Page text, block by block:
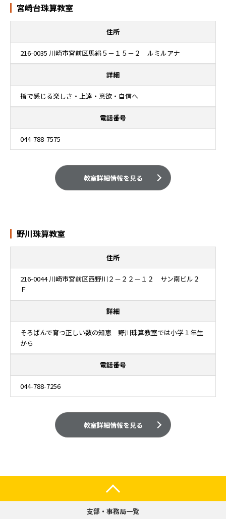
宮崎台珠算教室
住所
216-0035 川崎市宮前区馬絹５－１５－２ ルミルアナ
詳細
指で感じる楽しさ・上達・意欲・自信へ
電話番号
044-788-7575
教室詳細情報を見る
野川珠算教室
住所
216-0044 川崎市宮前区西野川２－２２－１２ サン南ビル２
Ｆ
詳細
そろばんで育つ正しい数の知恵 野川珠算教室では小学１年生
から
電話番号
044-788-7256
教室詳細情報を見る
支部・事務局一覧